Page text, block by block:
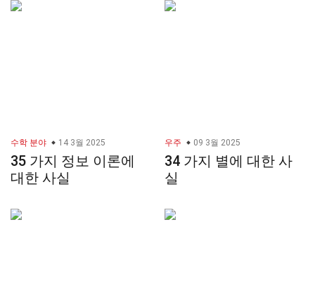
수학 분야 14 3월 2025
35 가지 정보 이론에
대한 사실
우주 09 3월 2025
34 가지 별에 대한 사
실